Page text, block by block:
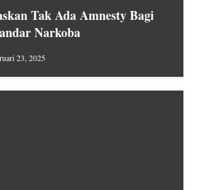
Tak Ada Amnesty Bagi
Narkoba
23, 2025